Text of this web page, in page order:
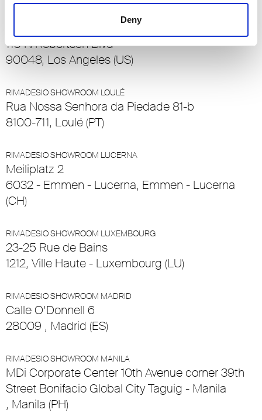
Deny
110 N Robertson Blvd
90048, Los Angeles (US)
RIMADESIO SHOWROOM LOULÉ
Rua Nossa Senhora da Piedade 81-b
8100-711, Loulé (PT)
RIMADESIO SHOWROOM LUCERNA
Meiliplatz 2
6032 - Emmen - Lucerna, Emmen - Lucerna
(CH)
RIMADESIO SHOWROOM LUXEMBOURG
23-25 Rue de Bains
1212, Ville Haute - Luxembourg (LU)
RIMADESIO SHOWROOM MADRID
Calle O’Donnell 6
28009 , Madrid (ES)
RIMADESIO SHOWROOM MANILA
MDi Corporate Center 10th Avenue corner 39th
Street Bonifacio Global City Taguig - Manila
, Manila (PH)